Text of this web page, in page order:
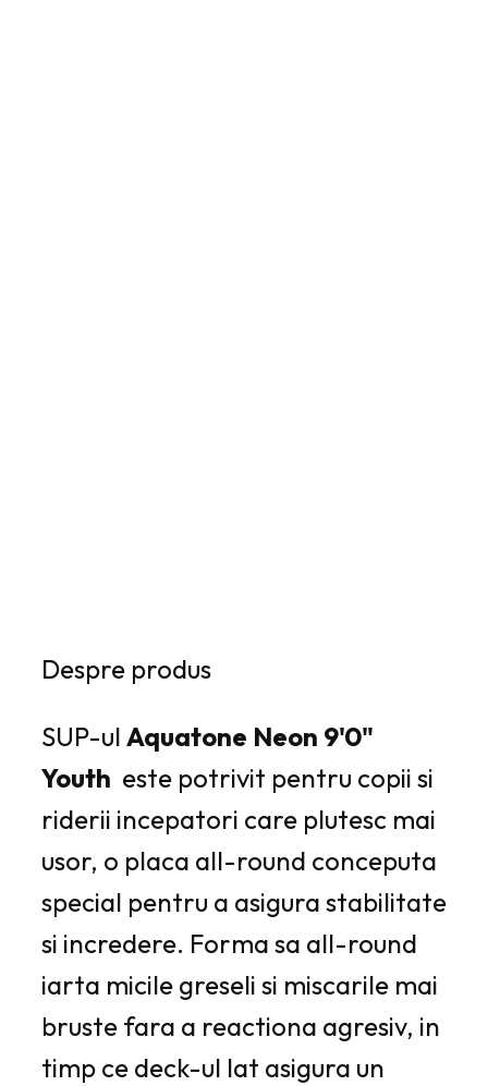
Despre produs
SUP-ul Aquatone Neon 9'0"
Youth este potrivit pentru copii si
riderii incepatori care plutesc mai
usor, o placa all-round conceputa
special pentru a asigura stabilitate
si incredere. Forma sa all-round
iarta micile greseli si miscarile mai
bruste fara a reactiona agresiv, in
timp ce deck-ul lat asigura un